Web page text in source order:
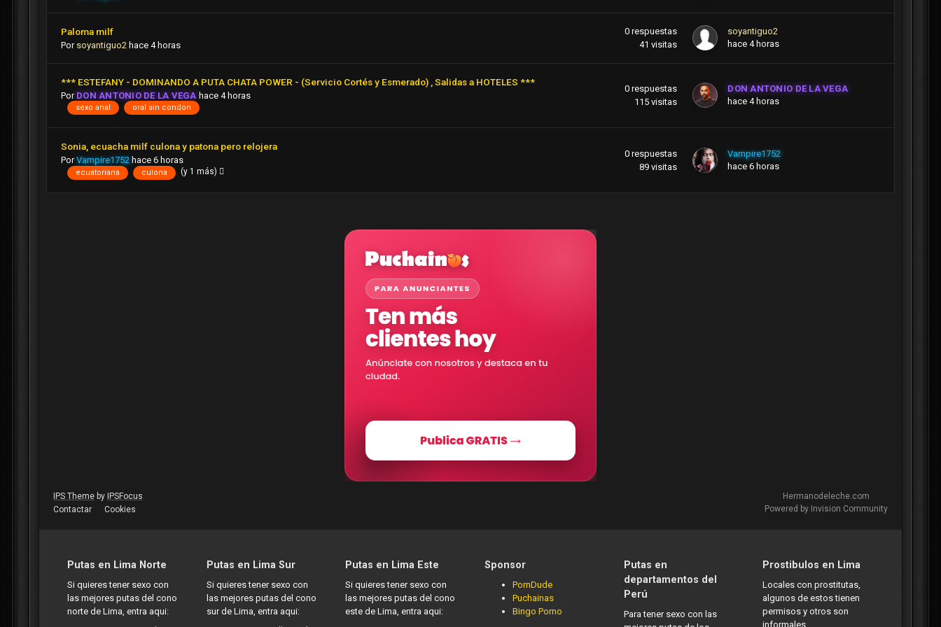
Paloma milf
Por soyantiguo2 hace 4 horas
0 respuestas
41 visitas
soyantiguo2
hace 4 horas
*** ESTEFANY - DOMINANDO A PUTA CHATA POWER - (Servicio Cortés y Esmerado) , Salidas a HOTELES ***
Por DON ANTONIO DE LA VEGA hace 4 horas
sexo anal oral sin condon
0 respuestas
115 visitas
DON ANTONIO DE LA VEGA
hace 4 horas
Sonia, ecuacha milf culona y patona pero relojera
PorVampire1752 hace 6 horas
ecuatoriana culona (y 1 más)
0 respuestas
89 visitas
Vampire1752
hace 6 horas
IPS Theme by IPSFocus
Contactar
Cookies
Hermanodeleche.com
Powered by Invision Community
Putas en Lima Norte
Si quieres tener sexo con
las mejores putas del cono
norte de Lima, entra aqui:
Putas en Lima Sur
Si quieres tener sexo con
las mejores putas del cono
sur de Lima, entra aqui:
Putas en Lima Este
Si quieres tener sexo con
las mejores putas del cono
este de Lima, entra aqui:
Sponsor
PornDude
Puchainas
Bingo Porno
Putas en
departamentos del
Perú
Para tener sexo con las
Prostibulos en Lima
Locales con prostitutas,
algunos de estos tienen
permisos y otros son
informales.